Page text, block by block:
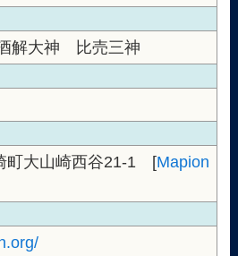
解大神 比売三神
町大山崎西谷21-1 [Mapion